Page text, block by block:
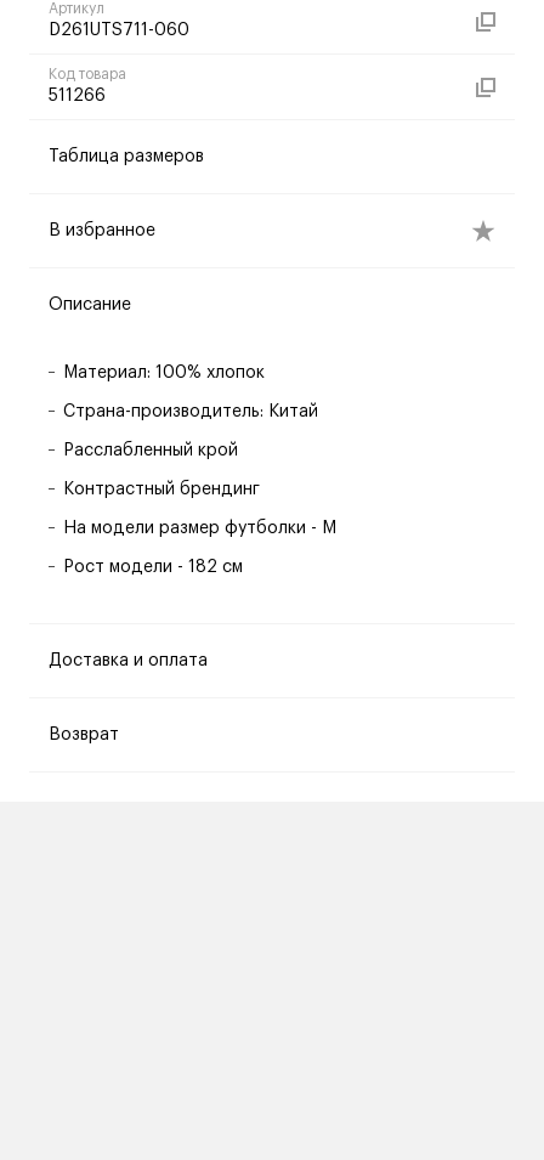
Артикул
D261UTS711-060
Код товара
511266
Таблица размеров
В избранное
Описание
Материал: 100% хлопок
Страна-производитель: Китай
Расслабленный крой
Контрастный брендинг
На модели размер футболки - M
Рост модели - 182 см
Доставка и оплата
Возврат